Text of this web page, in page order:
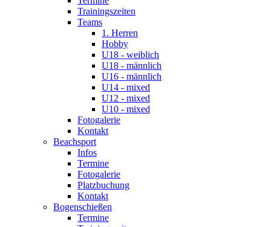
Trainingszeiten
Teams
1. Herren
Hobby
U18 - weiblich
U18 - männlich
U16 - männlich
U14 - mixed
U12 - mixed
U10 - mixed
Fotogalerie
Kontakt
Beachsport
Infos
Termine
Fotogalerie
Platzbuchung
Kontakt
Bogenschießen
Termine